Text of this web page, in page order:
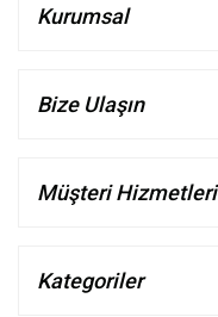
Kurumsal
Bize Ulaşın
Müşteri Hizmetleri
Kategoriler